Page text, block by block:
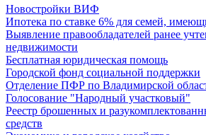
Новостройки ВИФ
Ипотека по ставке 6% для семей,
Выявление правообладателей ранее
недвижимости
Бесплатная юридическая помощь
Городской фонд социальной поддержки
Отделение ПФР по Владимирской
Голосование "Народный участковый"
Реестр брошенных и
средств